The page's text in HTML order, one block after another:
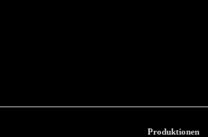
Produktionen